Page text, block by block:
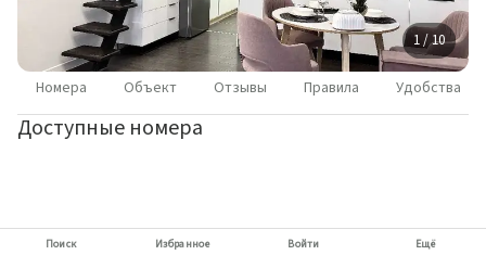
1 / 10
Номера Объект Отзывы Правила Удобства
Доступные номера
Поиск Избранное Войти Ещё